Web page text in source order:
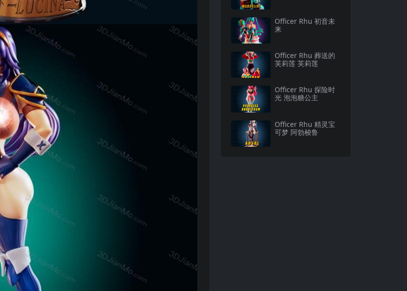
Officer Rhu 初音未
来
Officer Rhu 葬送的
芙莉莲 芙莉莲
Officer Rhu 探险时
光 泡泡糖公主
Officer Rhu 精灵宝
可梦 阿勃梭鲁